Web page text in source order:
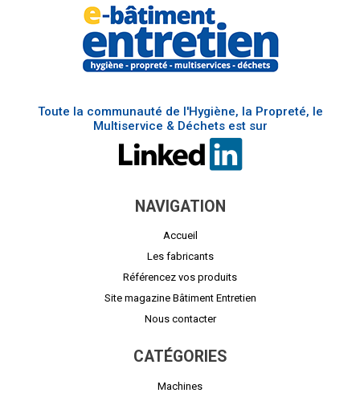
Toute la communauté de l'Hygiène, la Propreté, le
Multiservice & Déchets est sur
NAVIGATION
Accueil
Les fabricants
Référencez vos produits
Site magazine Bâtiment Entretien
Nous contacter
CATÉGORIES
Machines